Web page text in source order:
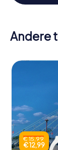
Andere
€ 15,99
€ 12,99